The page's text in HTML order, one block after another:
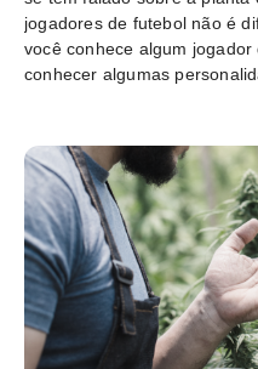
jogadores de futebol não é
você conhece algum
conhecer algumas